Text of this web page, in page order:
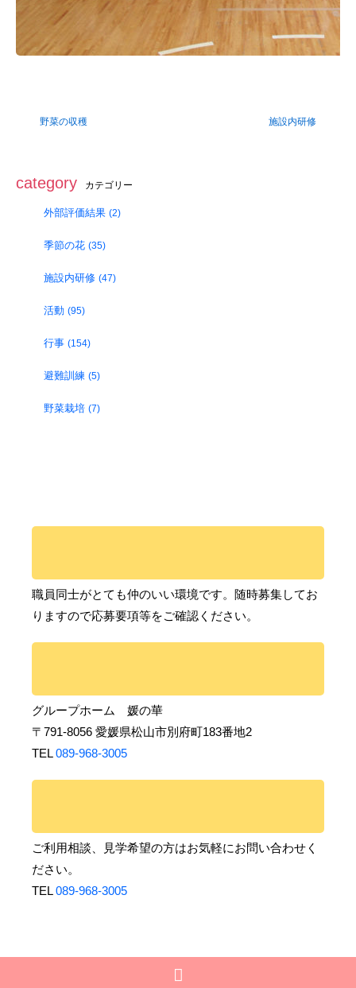
野菜の収穫 施設内研修
category カテゴリー
外部評価結果 (2)
季節の花 (35)
施設内研修 (47)
活動 (95)
行事 (154)
避難訓練 (5)
野菜栽培 (7)
職員同士がとても仲のいい環境です。随時募集してお
りますので応募要項等をご確認ください。
グループホーム 媛の華
〒791-8056 愛媛県松山市別府町183番地2
TEL089-968-3005
ご利用相談、見学希望の方はお気軽にお問い合わせく
ださい。
TEL089-968-3005